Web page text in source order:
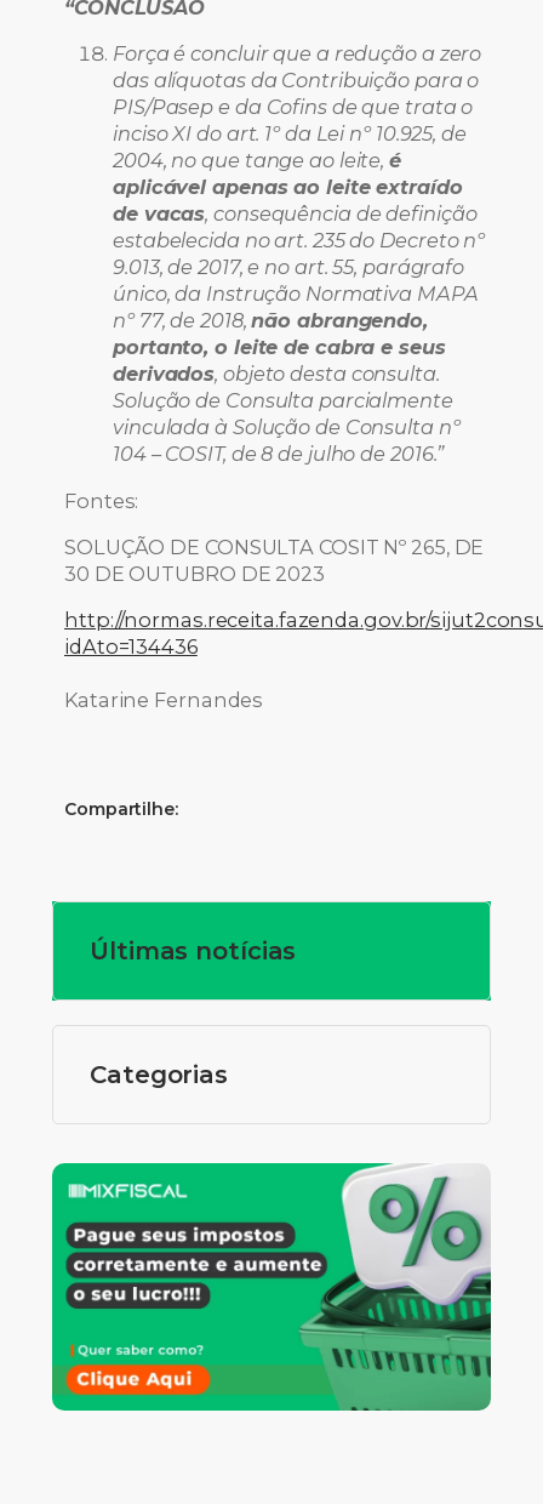
“CONCLUSÃO
Força é concluir que a redução a zero
das alíquotas da Contribuição para o
PIS/Pasep e da Cofins de que trata o
inciso XI do art. 1º da Lei nº 10.925, de
2004, no que tange ao leite,é
aplicável apenas ao leite extraído
de vacas, consequência de definição
estabelecida no art. 235 do Decreto nº
9.013, de 2017, e no art. 55, parágrafo
único, da Instrução Normativa MAPA
nº 77, de 2018,não abrangendo,
portanto, o leite de cabra e seus
derivados, objeto desta consulta.
Solução de Consulta parcialmente
vinculada à Solução de Consulta nº
104 – COSIT, de 8 de julho de 2016.”
Fontes:
SOLUÇÃO DE CONSULTA COSIT Nº 265, DE
30 DE OUTUBRO DE 2023
http://normas.receita.fazenda.gov.br/
idAto=134436
Katarine Fernandes
Compartilhe:
Últimas notícias
Categorias